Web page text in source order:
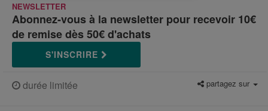
NEWSLETTER
Abonnez-vous à la newsletter pour recevoir 10€
de remise dès 50€ d'achats
S'INSCRIRE
durée limitée partagez sur